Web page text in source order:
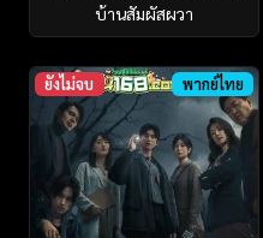
บ้านสัมผัสผวา
ยังไม่จบ พากย์ไทย